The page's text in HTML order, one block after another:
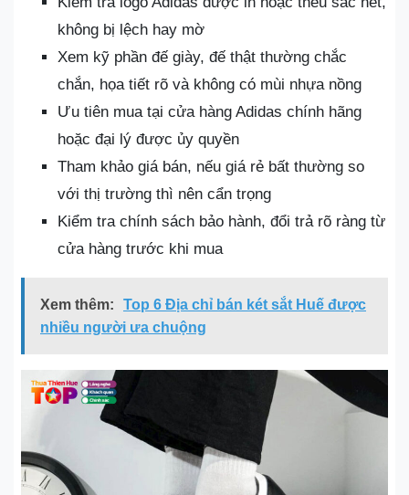
không bị lệch hay mờ
Xem kỹ phần đế giày, đế thật thường chắc
chắn, họa tiết rõ và không có mùi nhựa nồng
Ưu tiên mua tại cửa hàng Adidas chính hãng
hoặc đại lý được ủy quyền
Tham khảo giá bán, nếu giá rẻ bất thường so
với thị trường thì nên cẩn trọng
Kiểm tra chính sách bảo hành, đổi trả rõ ràng từ
cửa hàng trước khi mua
Xem thêm:
Top 6 Địa chỉ bán két sắt Huế được
nhiều người ưa chuộng